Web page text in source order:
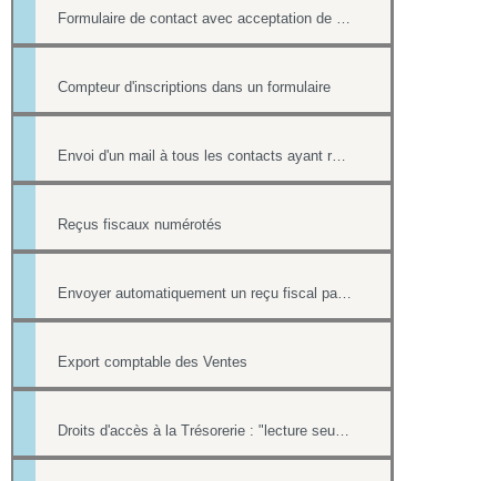
Formulaire de contact avec acceptation de l'utilisation des données personnelles
Compteur d'inscriptions dans un formulaire
Envoi d'un mail à tous les contacts ayant répondu à un formulaire
Reçus fiscaux numérotés
Envoyer automatiquement un reçu fiscal par mail lors d'une réponse à un formulaire en ligne
Export comptable des Ventes
Droits d'accès à la Trésorerie : "lecture seule" ou "trésorier"